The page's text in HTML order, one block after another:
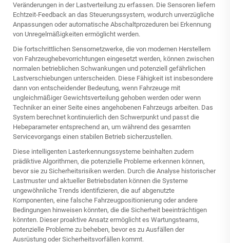
Veränderungen in der Lastverteilung zu erfassen. Die Sensoren liefern
Echtzeit-Feedback an das Steuerungssystem, wodurch unverzügliche
Anpassungen oder automatische Abschaltprozeduren bei Erkennung
von Unregelmäßigkeiten ermöglicht werden.
Die fortschrittlichen Sensornetzwerke, die von modernen Herstellern
von Fahrzeughebevorrichtungen eingesetzt werden, können zwischen
normalen betrieblichen Schwankungen und potenziell gefährlichen
Lastverschiebungen unterscheiden. Diese Fähigkeit ist insbesondere
dann von entscheidender Bedeutung, wenn Fahrzeuge mit
ungleichmäßiger Gewichtsverteilung gehoben werden oder wenn
Techniker an einer Seite eines angehobenen Fahrzeugs arbeiten. Das
System berechnet kontinuierlich den Schwerpunkt und passt die
Hebeparameter entsprechend an, um während des gesamten
Servicevorgangs einen stabilen Betrieb sicherzustellen.
Diese intelligenten Lasterkennungssysteme beinhalten zudem
prädiktive Algorithmen, die potenzielle Probleme erkennen können,
bevor sie zu Sicherheitsrisiken werden. Durch die Analyse historischer
Lastmuster und aktueller Betriebsdaten können die Systeme
ungewöhnliche Trends identifizieren, die auf abgenutzte
Komponenten, eine falsche Fahrzeugpositionierung oder andere
Bedingungen hinweisen könnten, die die Sicherheit beeinträchtigen
könnten. Dieser proaktive Ansatz ermöglicht es Wartungsteams,
potenzielle Probleme zu beheben, bevor es zu Ausfällen der
Ausrüstung oder Sicherheitsvorfällen kommt.